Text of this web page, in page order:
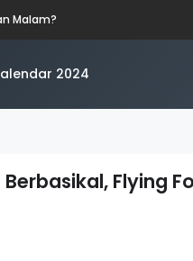
Malam?
2024
Flying